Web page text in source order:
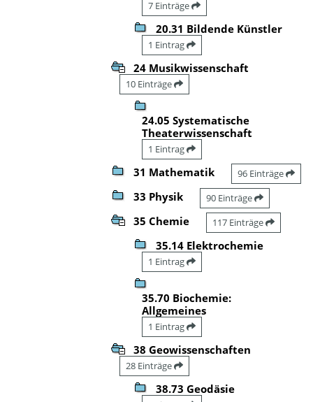
7 Einträge
20.31 Bildende Künstler
1 Eintrag
24 Musikwissenschaft
10 Einträge
24.05 Systematische
Theaterwissenschaft
1 Eintrag
31 Mathematik 96 Einträge
33 Physik 90 Einträge
35 Chemie 117 Einträge
35.14 Elektrochemie
1 Eintrag
35.70 Biochemie:
Allgemeines
1 Eintrag
38 Geowissenschaften
28 Einträge
38.73 Geodäsie